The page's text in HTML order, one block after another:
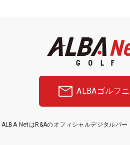
ALBAゴルフ
ALBA NetはR&Aのオフィシャルデジタルパー